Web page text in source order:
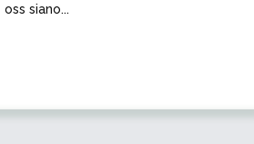
oss siano...